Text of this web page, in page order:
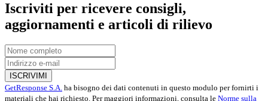
Iscriviti per ricevere consigli,
aggiornamenti e articoli di rilievo
ISCRIVIMI
GetResponse S.A. ha bisogno dei dati contenuti in questo modulo per fornirti i
materiali che hai richiesto. Per maggiori informazioni, consulta le Norme sulla